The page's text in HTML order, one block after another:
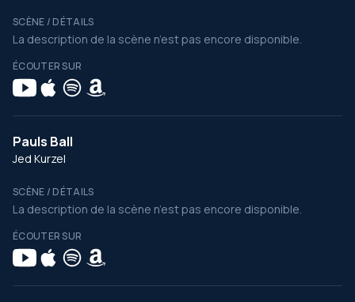
SCÈNE / DÉTAILS
La description de la scène n’est pas encore disponible.
ÉCOUTER SUR
Pauls Ball
Jed Kurzel
SCÈNE / DÉTAILS
La description de la scène n’est pas encore disponible.
ÉCOUTER SUR